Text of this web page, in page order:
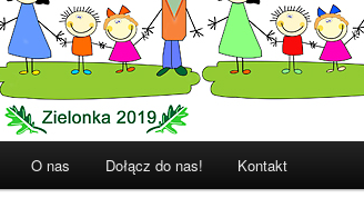
O nas Dołącz do nas! Kontakt